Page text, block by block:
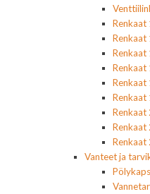
Renkaat
Renkaat
Renkaat
Renkaat
Renkaat
Renkaat
Renkaat
Renkaat
Renkaat
Vanteet ja